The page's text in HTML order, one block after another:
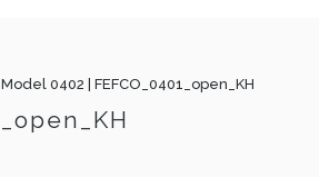
0402 FEFCO_0401_open_KH